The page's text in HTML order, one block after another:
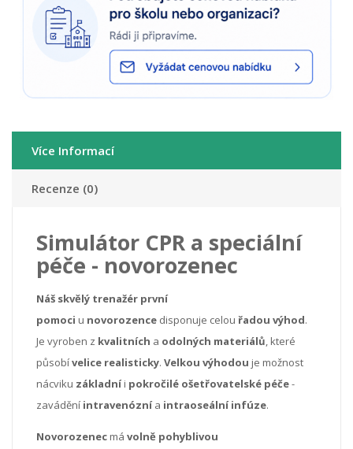
Více Informací
Recenze (0)
Simulátor CPR a speciální
péče - novorozenec
Náš skvělý trenažér první
pomoci u novorozence disponuje celou řadou výhod.
Je vyroben z kvalitních a odolných materiálů, které
působívelice realisticky. Velkou výhodou je možnost
nácviku základníi pokročilé ošetřovatelské péče-
zavádění intravenóznía intraoseální infúze.
Novorozenec má volně pohyblivou